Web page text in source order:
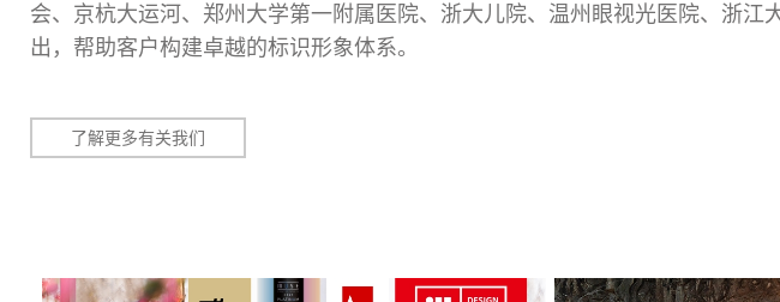
会、京杭大运河、郑州大学第一附属医院、浙大儿院、温州眼视光医院、浙
出，帮助客户构建卓越的标识形象体系。
了解更多有关我们